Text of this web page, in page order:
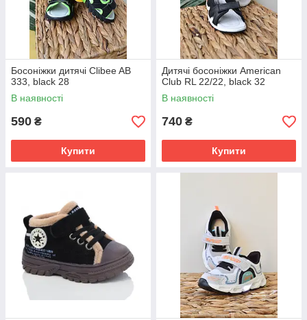
Босоніжки дитячі Clibee AB
333, black 28
В наявності
590 ₴
Купити
Дитячі босоніжки American
Club RL 22/22, black 32
В наявності
740 ₴
Купити